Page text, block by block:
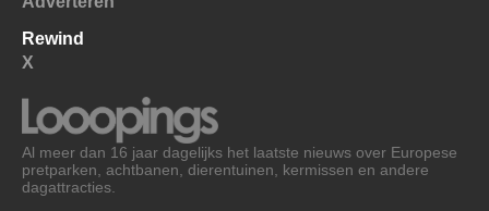
Rewind
X
Al meer dan 16 jaar dagelijks het laatste nieuws over Europese
pretparken, achtbanen, dierentuinen, kermissen en andere
dagattracties.